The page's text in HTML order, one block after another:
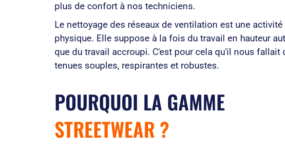
plus de confort à nos techniciens.
Le nettoyage des réseaux de ventilation est une activité
physique. Elle suppose à la fois du travail en hauteur
que du travail accroupi. C'est pour cela qu'il nous fallait
tenues souples, respirantes et robustes.
POURQUOI LA GAMME
STREETWEAR ?